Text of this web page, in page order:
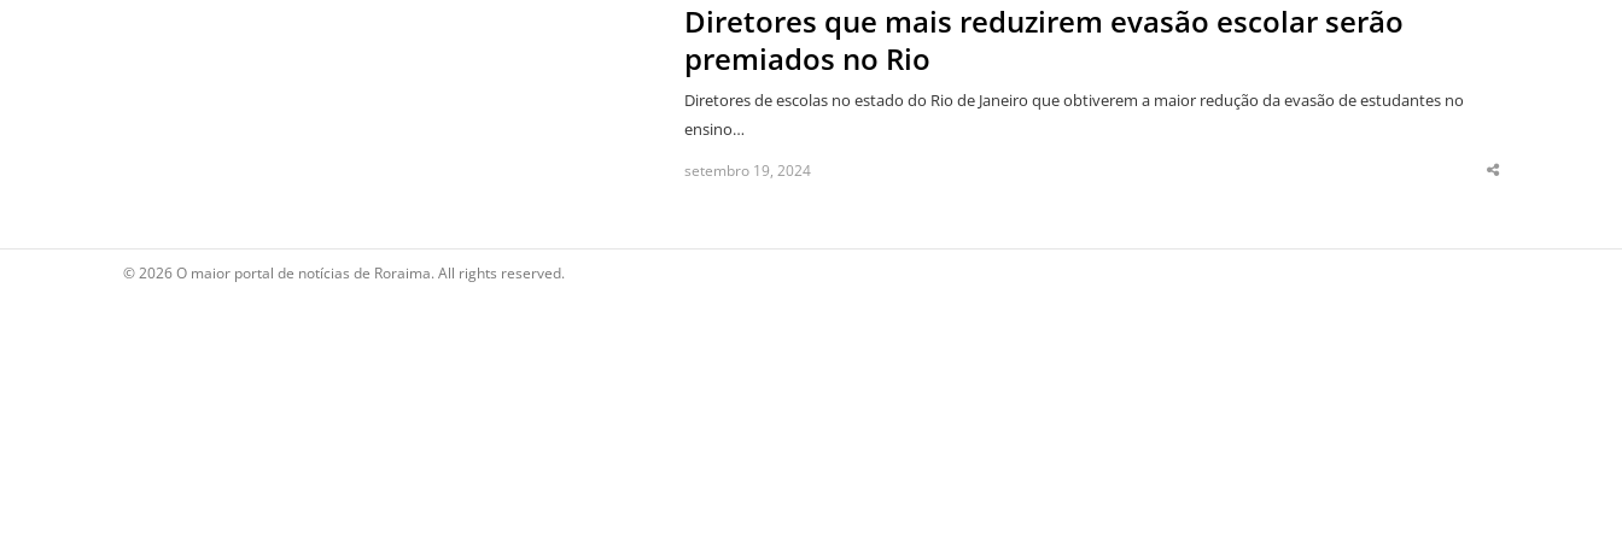
Diretores que mais reduzirem evasão escolar serão
premiados no Rio
Diretores de escolas no estado do Rio de Janeiro que obtiverem a maior redução da evasão de estudantes no
ensino…
setembro 19, 2024
Share
© 2026 O maior portal de notícias de Roraima. All rights reserved.